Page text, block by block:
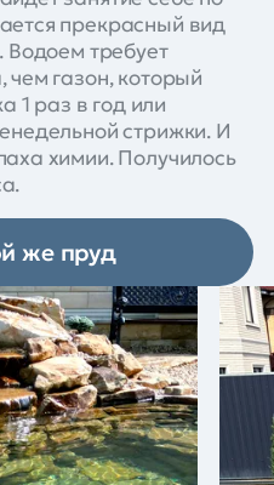
прекрасный вид
Водоем требует
чем газон, который
1 раз в год или
стрижки. И
химии. Получилось
же пруд